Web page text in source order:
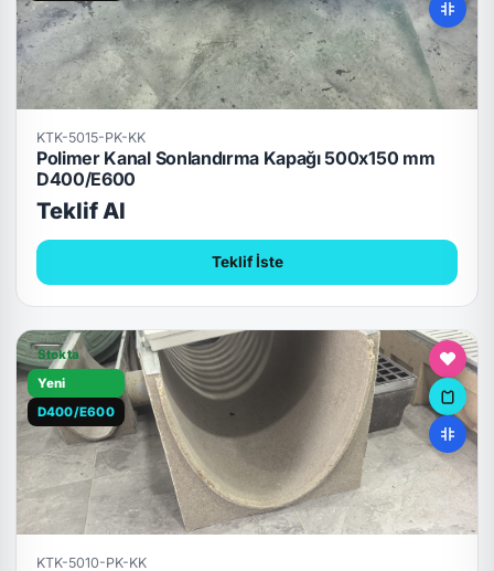
KTK-5015-PK-KK
Polimer Kanal Sonlandırma Kapağı 500x150 mm
D400/E600
Teklif Al
Teklif İste
Stokta
Yeni
D400/E600
KTK-5010-PK-KK